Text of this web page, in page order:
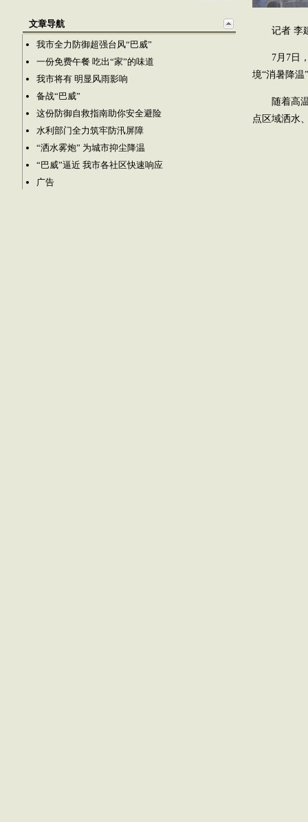
文章导航
我市全力防御超强台风“巴威”
一份免费午餐 吃出“家”的味道
我市将有 明显风雨影响
备战“巴威”
这份防御自救指南助你安全避险
水利部门全力筑牢防汛屏障
“洒水雾炮” 为城市抑尘降温
“巴威”逼近 我市各社区快速响应
广告
记者 李
7月7日
境“消暑降温
随着高
点区域洒水